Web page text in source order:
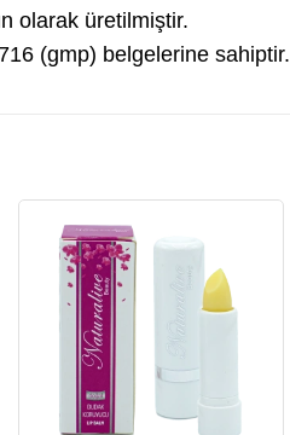
olarak üretilmiştir.
(gmp) belgelerine sahiptir.